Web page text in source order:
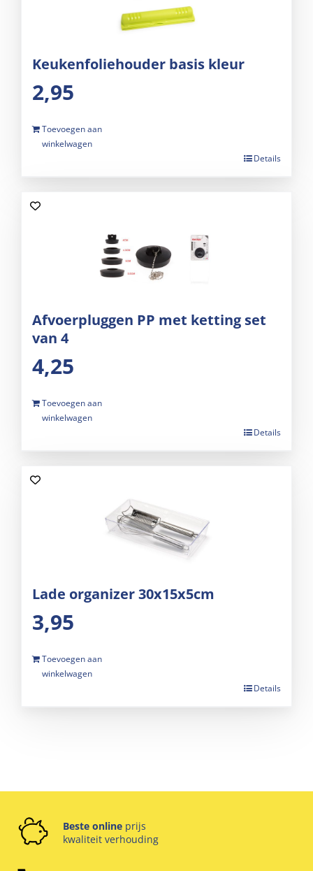
Keukenfoliehouder basis kleur
2,95
Toevoegen aan
winkelwagen
Details
Afvoerpluggen PP met ketting set
van 4
4,25
Toevoegen aan
winkelwagen
Details
Lade organizer 30x15x5cm
3,95
Toevoegen aan
winkelwagen
Details
Beste online prijs
kwaliteit verhouding